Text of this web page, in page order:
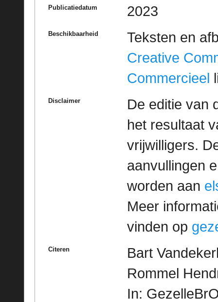
Publicatiedatum 2023
Beschikbaarheid
Teksten en
Creative
Commercieel
Disclaimer
De editie van
het resultaat
vrijwilligers.
aanvullingen
worden aan
Meer
vinden op
Citeren
Bart
Rommel
In: